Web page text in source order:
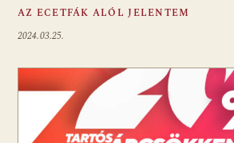
AZ ECETFÁK ALÓL JELENTEM
2024.03.25.